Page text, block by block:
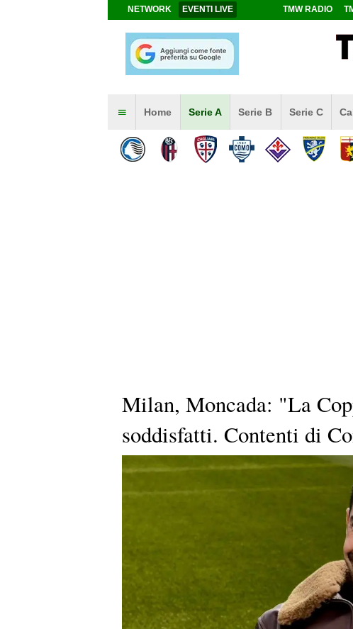
NETWORK EVENTI LIVE TMW RADIO
Home Serie A Serie B Serie C
Milan, Moncada: "La
soddisfatti. Contenti di